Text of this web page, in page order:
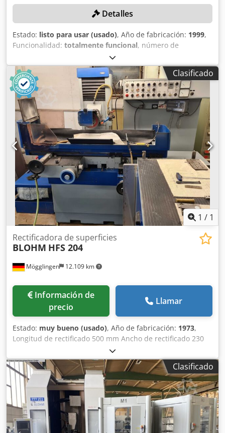
Detalles
Estado: listo para usar (usado), Año de fabricación: 1999,
Funcionalidad: totalmente funcional, número de
, diámetro de disco rectificador:
400 mm, recorrido eje X:900 mm, recorrido del eje Y:550
mm, recorrido del eje Z:360 mm, velocidad del husillo de
rectificado:
3.400 rpm, DETALLES TÉCNICOS Recorrido eje
X: 900 mm Recorrido eje Y: 550 mm Recorrido eje Z: 360
mm Dedpfx Aoyuamxsd Rock Ancho de la mesa: 790 mm
Profundidad de la mesa: 380 mm Diámetro máx. de la
muela: 400 mm Velocidad máx. del husillo: 3.400 rpm
EQUIPAMIENTO Marcado CE Documentación
Clasificado
1 / 1
Mögglingen 12.109 km
Rectificadora de superficies
BLOHM HFS 204
Información de
precio
Llamar
Estado: muy bueno (usado), Año de fabricación: 1973,
Longitud de rectificado 500 mm Ancho de rectificado 230
mm Tamaño de la mesa 760 x 200 mm Entrega automática
Djdpjwn Tdxofx Ad Reck placa magnética sistema de
filtrado
Clasificado